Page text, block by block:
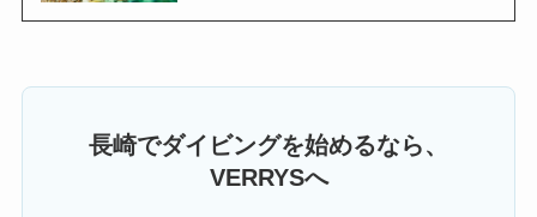
長崎でダイビングを始めるなら、
VERRYSへ